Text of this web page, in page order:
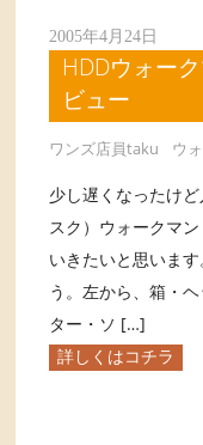
2005年4月24日
HDDウォー
ビュー
ワンズ店員taku ウ
少し遅くなったけ
スク）ウォークマ
いきたいと思いま
う。左から、箱・
ター・ソ […]
詳しくはコチラ